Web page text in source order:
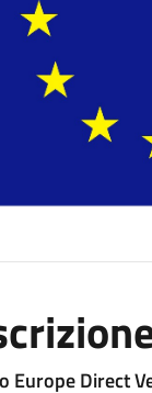
Europe Direct